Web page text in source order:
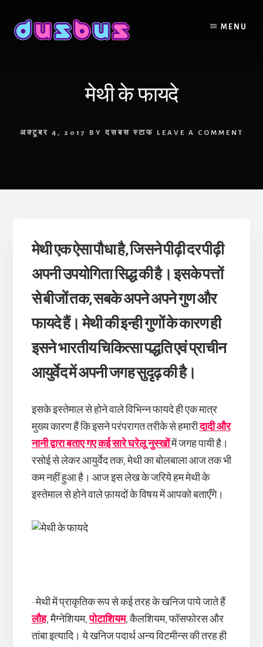
content
MENU
मेथी के फायदे
अक्टूबर 4, 2017 BYदसबस स्टाफ LEAVE A COMMENT
मेथी एक ऐसा पौधा है, जिसने पीढ़ी दर पीढ़ी
अपनी उपयोगिता सिद्ध की है। इसके पत्तों
से बीजों तक, सबके अपने अपने गुण और
फायदे हैं। मेथी की इन्ही गुणों के कारण ही
इसने भारतीय चिकित्सा पद्धति एवं प्राचीन
आयुर्वेद में अपनी जगह सुदृढ़ की है।
इसके इस्तेमाल से होने वाले विभिन्न फायदे ही एक मात्र
मुख्य कारण हैं कि इसने परंपरागत तरीके से हमारीदादी और
नानी द्वारा बताए गए कई सारे घरेलू नुस्खोंमें जगह पायी है।
रसोई से लेकर आयुर्वेद तक, मेथी का बोलबाला आज तक भी
कम नहीं हुआ है। आज इस लेख के जरिये हम मेथी के
इस्तेमाल से होने वाले फ़ायदों के विषय में आपको बताएँगे।
• मेथी में प्राकृतिक रूप से कई तरह के खनिज पाये जाते हैं
लौह, मैग्नेशियम,पोटाशियम, कैलशियम, फॉसफोरस और
तांबा इत्यादि। ये खनिज पदार्थ अन्य विटमीन्स की तरह ही